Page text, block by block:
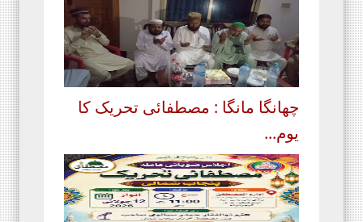
چھانگا مانگا : مصطفائی تحریک کا
یوم...